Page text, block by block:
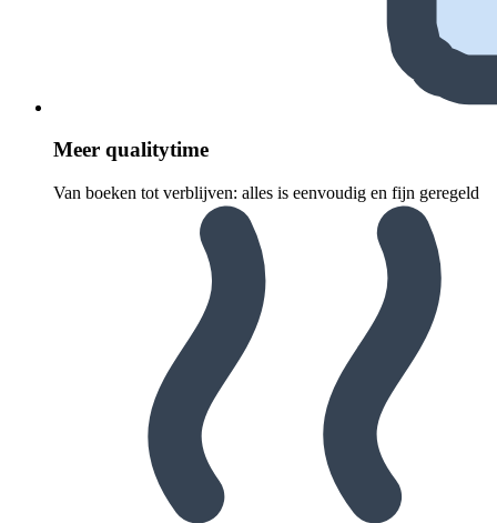
Meer quali­ty­time
Van boeken tot verblijven: alles is eenvoudig en fijn geregeld